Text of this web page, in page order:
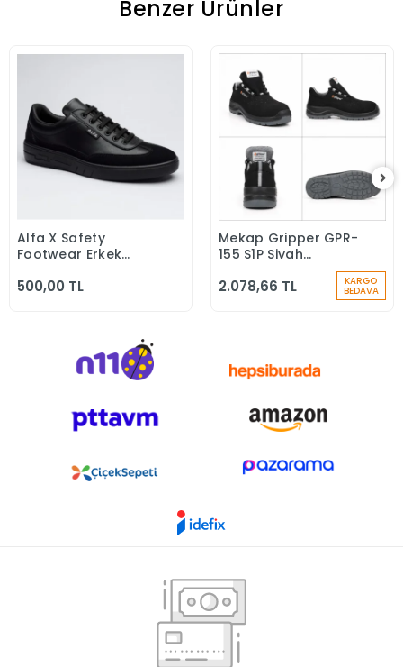
Benzer Ürünler
Sepete Ekle
Alfa X Safety
Footwear Erkek
Ayakkabı
500,00 TL
Sepete Ekle
Mekap Gripper GPR-
155 S1P Siyah
Microfiber Kompozit
Iş Güvenlik
2.078,66 TL KARGO
BEDAVA